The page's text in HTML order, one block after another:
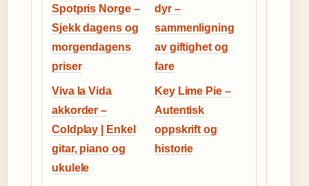
Spotpris Norge –
Sjekk dagens og
morgendagens
priser
dyr –
sammenligning
av giftighet og
fare
Viva la Vida
akkorder –
Coldplay | Enkel
gitar, piano og
ukulele
Key Lime Pie –
Autentisk
oppskrift og
historie